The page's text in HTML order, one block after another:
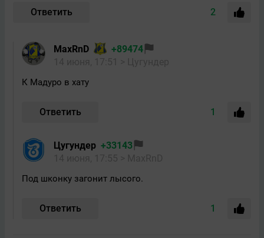
Ответить 2
MaxRnD
+89474
К Мадуро в хату
Ответить 1
Цугундeр +33143
Под шконку загонит лысого.
Ответить 1